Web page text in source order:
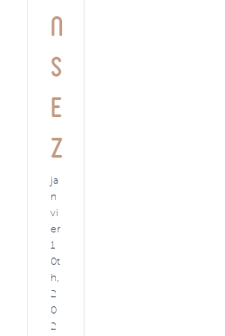
n
s
e
z
ja
n
vi
er
1
0t
h,
2
0
2